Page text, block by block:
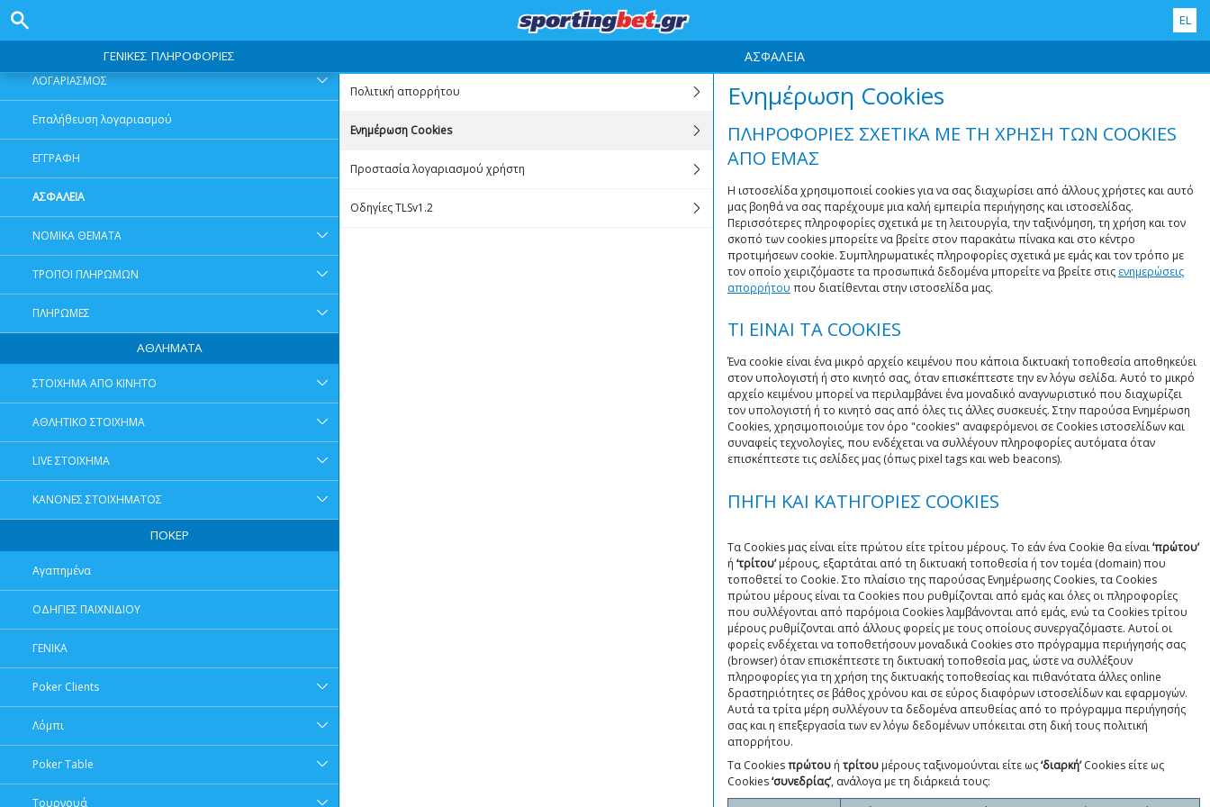
EL
ΑΣΦΑΛΕΙΑ
ΓΕΝΙΚΕΣ ΠΛΗΡΟΦΟΡΙΕΣ
ΓΕΝΙΚΕΣ ΠΛΗΡΟΦΟΡΙΕΣ
ΛΟΓΑΡΙΑΣΜΟΣ
Επαλήθευση λογαριασμού
ΕΓΓΡΑΦΗ
ΑΣΦΑΛΕΙΑ
ΝΟΜΙΚΑ ΘΕΜΑΤΑ
ΤΡΟΠΟΙ ΠΛΗΡΩΜΩΝ
ΠΛΗΡΩΜΕΣ
ΑΘΛΗΜΑΤΑ
ΣΤΟΙΧΗΜΑ ΑΠΟ ΚΙΝΗΤΟ
ΑΘΛΗΤΙΚΟ ΣΤΟΙΧΗΜΑ
LIVE ΣΤΟΙΧΗΜΑ
ΚΑΝΟΝΕΣ ΣΤΟΙΧΗΜΑΤΟΣ
ΠΟΚΕΡ
Αγαπημένα
ΟΔΗΓΙΕΣ ΠΑΙΧΝΙΔΙΟΥ
ΓΕΝΙΚΑ
Poker Clients
Λόμπι
Poker Table
Τουρνουά
Πολιτική απορρήτου
Ενημέρωση Cookies
Προστασία λογαριασμού χρήστη
Οδηγίες TLSv1.2
Ενημέρωση Cookies
ΠΛΗΡΟΦΟΡΙΕΣ ΣΧΕΤΙΚΑ ΜΕ ΤΗ ΧΡΗΣΗ ΤΩΝ COOKIES
ΑΠΟ ΕΜΑΣ
Η ιστοσελίδα χρησιμοποιεί cookies για να σας διαχωρίσει από άλλους χρήστες και αυτό
μας βοηθά να σας παρέχουμε μια καλή εμπειρία περιήγησης και ιστοσελίδας.
Περισσότερες πληροφορίες σχετικά με τη λειτουργία, την ταξινόμηση, τη χρήση και τον
σκοπό των cookies μπορείτε να βρείτε στον παρακάτω πίνακα και στο κέντρο
προτιμήσεων cookie. Συμπληρωματικές πληροφορίες σχετικά με εμάς και τον τρόπο με
τον οποίο χειριζόμαστε τα προσωπικά δεδομένα μπορείτε να βρείτε στις ενημερώσεις
απορρήτου που διατίθενται στην ιστοσελίδα μας.
ΤΙ ΕΙΝΑΙ ΤΑ COOKIES
Ένα cookie είναι ένα μικρό αρχείο κειμένου που κάποια δικτυακή τοποθεσία αποθηκεύει
στον υπολογιστή ή στο κινητό σας, όταν επισκέπτεστε την εν λόγω σελίδα. Αυτό το μικρό
αρχείο κειμένου μπορεί να περιλαμβάνει ένα μοναδικό αναγνωριστικό που διαχωρίζει
τον υπολογιστή ή το κινητό σας από όλες τις άλλες συσκευές. Στην παρούσα Ενημέρωση
Cookies, χρησιμοποιούμε τον όρο "cookies" αναφερόμενοι σε Cookies ιστοσελίδων και
συναφείς τεχνολογίες, που ενδέχεται να συλλέγουν πληροφορίες αυτόματα όταν
επισκέπτεστε τις σελίδες μας (όπως pixel tags και web beacons).
ΠΗΓΗ ΚΑΙ ΚΑΤΗΓΟΡΙΕΣ COOKIES
Τα Cookies μας είναι είτε πρώτου είτε τρίτου μέρους. Το εάν ένα Cookie θα είναι‘πρώτου’
ή ‘τρίτου’μέρους, εξαρτάται από τη δικτυακή τοποθεσία ή τον τομέα (domain) που
τοποθετεί το Cookie. Στο πλαίσιο της παρούσας Eνημέρωσης Cookies, τα Cookies
πρώτου μέρους είναι τα Cookies που ρυθμίζονται από εμάς και όλες οι πληροφορίες
που συλλέγονται από παρόμοια Cookies λαμβάνονται από εμάς, ενώ τα Cookies τρίτου
μέρους ρυθμίζονται από άλλους φορείς με τους οποίους συνεργαζόμαστε. Αυτοί οι
φορείς ενδέχεται να τοποθετήσουν μοναδικά Cookies στο πρόγραμμα περιήγησής σας
(browser) όταν επισκέπτεστε τη δικτυακή τοποθεσία μας, ώστε να συλλέξουν
πληροφορίες για τη χρήση της δικτυακής τοποθεσίας και πιθανότατα άλλες online
δραστηριότητες σε βάθος χρόνου και σε εύρος διαφόρων ιστοσελίδων και εφαρμογών.
Αυτά τα τρίτα μέρη συλλέγουν τα δεδομένα απευθείας από το πρόγραμμα περιήγησής
σας και η επεξεργασία των εν λόγω δεδομένων υπόκειται στη δική τους πολιτική
απορρήτου.
Τα Cookiesπρώτουή τρίτουμέρους ταξινομούνται είτε ως‘διαρκή’Cookies είτε ως
Cookies‘συνεδρίας’, ανάλογα με τη διάρκειά τους: